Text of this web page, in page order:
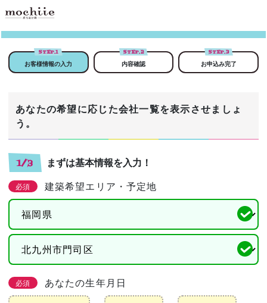
STEP.1
お客様情報の入力
STEP.2
内容確認
STEP.3
お申込み完了
あなたの希望に応じた会社一覧を表示させましょ
う。
1/3 まずは基本情報を入力！
必須 建築希望エリア・予定地
必須 あなたの生年月日